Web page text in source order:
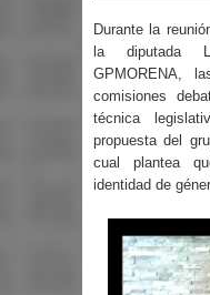
Durante la
la diputada
GPMORENA,
comisiones
técnica
propuesta del
cual plantea
identidad de